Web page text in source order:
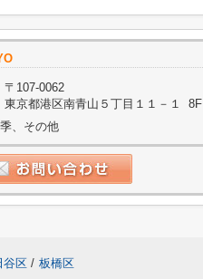
〒107-0062
東京都港区南青山５丁目１１－１ 8F
、その他
谷区 / 板橋区